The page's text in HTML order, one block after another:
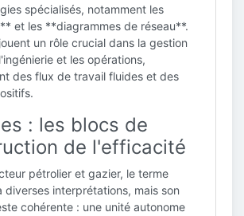
spécialisés, notamment les
et les **diagrammes de réseau**.
un rôle crucial dans la gestion
et les opérations,
des flux de travail fluides et des
: les blocs de
de l'efficacité
pétrolier et gazier, le terme
diverses interprétations, mais son
cohérente : une unité autonome